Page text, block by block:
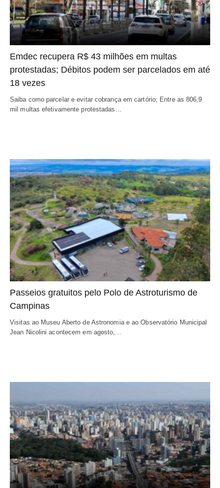
Emdec recupera R$ 43 milhões em multas
protestadas; Débitos podem ser parcelados em até
18 vezes
Saiba como parcelar e evitar cobrança em cartório; Entre as 806,9
mil multas efetivamente protestadas…
Passeios gratuitos pelo Polo de Astroturismo de
Campinas
Visitas ao Museu Aberto de Astronomia e ao Observatório Municipal
Jean Nicolini acontecem em agosto,…